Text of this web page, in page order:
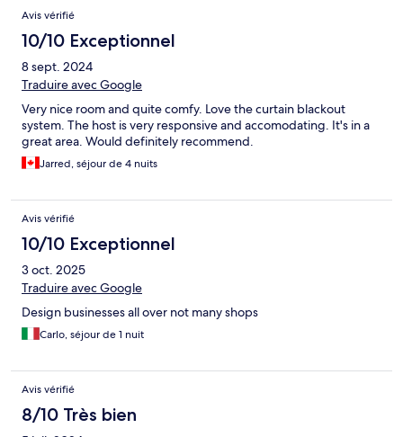
Avis vérifié
10/10 Exceptionnel
8 sept. 2024
Traduire avec Google
Very nice room and quite comfy. Love the curtain blackout
system. The host is very responsive and accomodating. It's in a
great area. Would definitely recommend.
Jarred, séjour de 4 nuits
Avis vérifié
10/10 Exceptionnel
3 oct. 2025
Traduire avec Google
Design businesses all over not many shops
Carlo, séjour de 1 nuit
Avis vérifié
8/10 Très bien